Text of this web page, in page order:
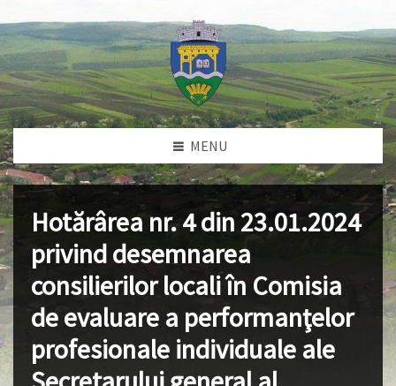
MENU
Hotărârea nr. 4 din 23.01.2024
privind desemnarea
consilierilor locali în Comisia
de evaluare a performanţelor
profesionale individuale ale